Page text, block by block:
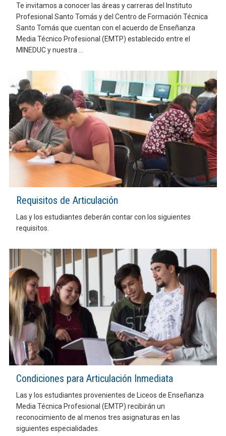
Te invitamos a conocer las áreas y carreras del Instituto
Profesional Santo Tomás y del Centro de Formación Técnica
Santo Tomás que cuentan con el acuerdo de Enseñanza
Media Técnico Profesional (EMTP) establecido entre el
MINEDUC y nuestra ...
Requisitos de Articulación
Las y los estudiantes deberán contar con los siguientes
requisitos.
Condiciones para Articulación Inmediata
Las y los estudiantes provenientes de Liceos de Enseñanza
Media Técnica Profesional (EMTP) recibirán un
reconocimiento de al menos tres asignaturas en las
siguientes especialidades.